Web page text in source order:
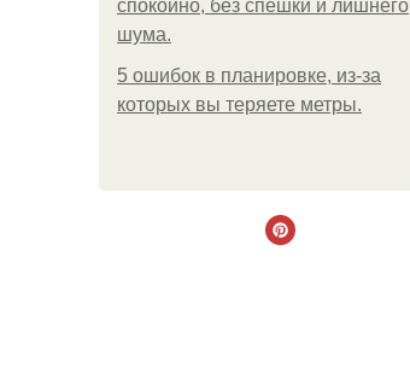
спокойно, без спешки и лишнего
шума.
5 ошибок в планировке, из-за
которых вы теряете метры.